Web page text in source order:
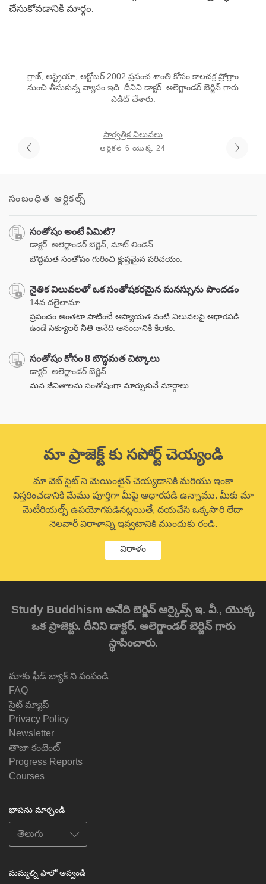
చేసుకోవడానికి మార్గం.
గ్రాజ్, ఆస్ట్రియా, అక్టోబర్ 2002 ప్రపంచ శాంతి కోసం కాలచక్ర ప్రోగ్రాం
నుంచి తీసుకున్న వ్యాసం ఇది. దీనిని డాక్టర్. అలెగ్జాండర్ బెర్జిన్ గారు
ఎడిట్ చేశారు.
సార్వత్రిక విలువలు
ఆర్టికల్ 6 యొక్క 24
సంబంధిత ఆర్టికల్స్
సంతోషం అంటే ఏమిటి?
డాక్టర్. అలెగ్జాండర్ బెర్జిన్, మాట్ లిండెన్
బౌద్ధమత సంతోషం గురించి క్లుప్తమైన పరిచయం.
నైతిక విలువలతో ఒక సంతోషకరమైన మనస్సును పొందడం
14వ దలైలామా
ప్రపంచం అంతటా పాటించే ఆప్యాయత వంటి విలువలపై ఆధారపడి
ఉండే సెక్యూలర్ నీతి అనేది ఆనందానికి కీలకం.
సంతోషం కోసం 8 బౌద్ధమత చిట్కాలు
డాక్టర్. అలెగ్జాండర్ బెర్జిన్
మన జీవితాలను సంతోషంగా మార్చుకునే మార్గాలు.
మా ప్రాజెక్ట్ కు సపోర్ట్ చెయ్యండి
మా వెబ్ సైట్ ని మెయింటైన్ చెయ్యడానికి మరియు ఇంకా
విస్తరించడానికి మేము పూర్తిగా మీపై ఆధారపడి ఉన్నాము. మీకు మా
మెటీరియల్స్ ఉపయోగపడినట్లయితే, దయచేసి ఒక్కసారి లేదా
నెలవారీ విరాళాన్ని ఇవ్వటానికి ముందుకు రండి.
విరాళం
Study Buddhism అనేది బెర్జిన్ ఆర్కైవ్స్ ఇ. వీ., యొక్క
ఒక ప్రాజెక్టు. దీనిని డాక్టర్. అలెగ్జాండర్ బెర్జిన్ గారు
స్థాపించారు.
మాకు ఫీడ్ బ్యాక్ ని పంపండి
FAQ
సైట్ మ్యాప్
Privacy Policy
Newsletter
తాజా కంటెంట్
Progress Reports
Courses
భాషను మార్చండి
మమ్మల్ని ఫాలో అవ్వండి